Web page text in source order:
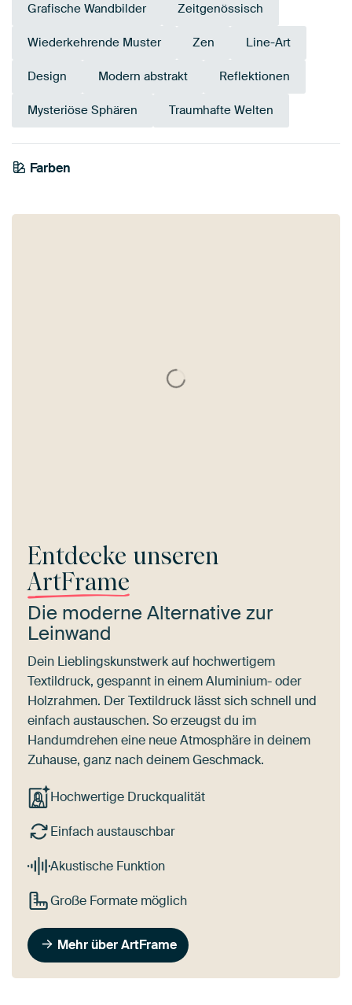
Grafische Wandbilder Zeitgenössisch
Wiederkehrende Muster Zen Line-Art
Design Modern abstrakt Reflektionen
Mysteriöse Sphären Traumhafte Welten
Farben
Salbeigrün
Gelb
Entdecke unseren
ArtFrame
Die moderne Alternative zur
Leinwand
Dein Lieblingskunstwerk auf hochwertigem
Textildruck, gespannt in einem Aluminium- oder
Holzrahmen. Der Textildruck lässt sich schnell und
einfach austauschen. So erzeugst du im
Handumdrehen eine neue Atmosphäre in deinem
Zuhause, ganz nach deinem Geschmack.
Hochwertige Druckqualität
Einfach austauschbar
Akustische Funktion
Große Formate möglich
Mehr über ArtFrame